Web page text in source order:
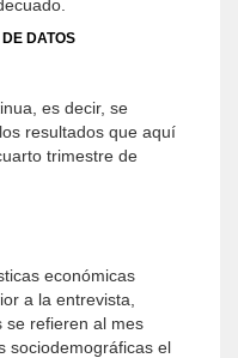
DATOS
es decir, se
resultados que aquí
trimestre de
económicas
a la entrevista,
se refieren al mes
sociodemográficas el